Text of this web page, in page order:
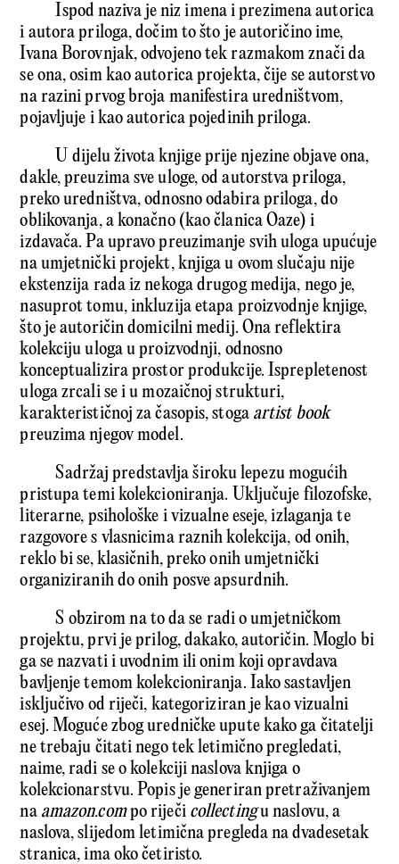
Ispod naziva je niz imena i prezimena autorica
i autora priloga, dočim to što je autoričino ime,
Ivana Borovnjak, odvojeno tek razmakom znači da
se ona, osim kao autorica projekta, čije se autorstvo
na razini prvog broja manifestira uredništvom,
pojavljuje i kao autorica pojedinih priloga.
U dijelu života knjige prije njezine objave ona,
dakle, preuzima sve uloge, od autorstva priloga,
preko uredništva, odnosno odabira priloga, do
oblikovanja, a konačno (kao članica Oaze) i
izdavača. Pa upravo preuzimanje svih uloga upućuje
na umjetnički projekt, knjiga u ovom slučaju nije
ekstenzija rada iz nekoga drugog medija, nego je,
nasuprot tomu, inkluzija etapa proizvodnje knjige,
što je autoričin domicilni medij. Ona reflektira
kolekciju uloga u proizvodnji, odnosno
konceptualizira prostor produkcije. Isprepletenost
uloga zrcali se i u mozaičnoj strukturi,
karakterističnoj za časopis, stoga artist book
preuzima njegov model.
Sadržaj predstavlja široku lepezu mogućih
pristupa temi kolekcioniranja. Uključuje filozofske,
literarne, psihološke i vizualne eseje, izlaganja te
razgovore s vlasnicima raznih kolekcija, od onih,
reklo bi se, klasičnih, preko onih umjetnički
organiziranih do onih posve apsurdnih.
S obzirom na to da se radi o umjetničkom
projektu, prvi je prilog, dakako, autoričin. Moglo bi
ga se nazvati i uvodnim ili onim koji opravdava
bavljenje temom kolekcioniranja. Iako sastavljen
isključivo od riječi, kategoriziran je kao vizualni
esej. Moguće zbog uredničke upute kako ga čitatelji
ne trebaju čitati nego tek letimično pregledati,
naime, radi se o kolekciji naslova knjiga o
kolekcionarstvu. Popis je generiran pretraživanjem
na amazon.compo riječi collectingu naslovu, a
naslova, slijedom letimična pregleda na dvadesetak
stranica, ima oko četiristo.